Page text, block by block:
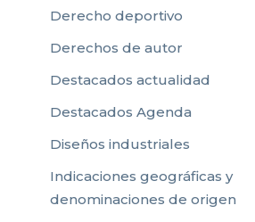
Derecho deportivo
Derechos de autor
Destacados actualidad
Destacados Agenda
Diseños industriales
Indicaciones geográficas y
denominaciones de origen